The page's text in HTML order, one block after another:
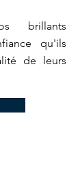
brillants
qu'ils
de leurs